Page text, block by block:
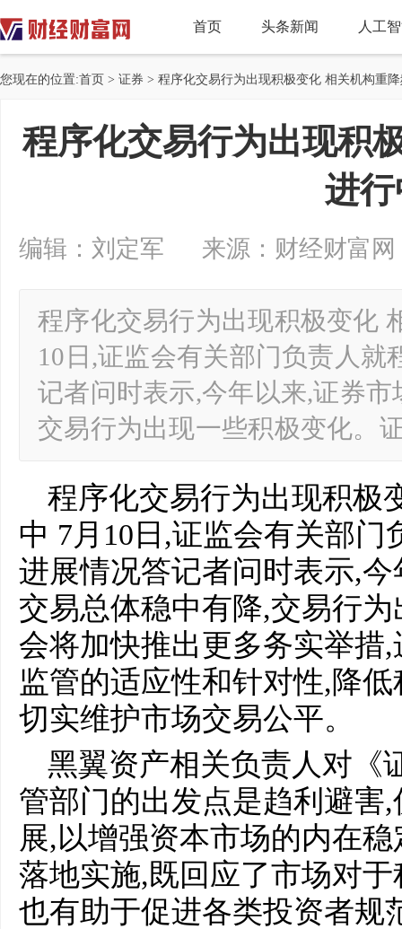
首页 头条新闻 人工
您现在的位置:首页 > 证券 > 程序化交易行为出现积极变化 相关机构重
程序化交易行为出现积
进
编辑：刘定军 来源：财经财富网
程序化交易行为出现积极变化
10日,证监会有关部门负责人就
记者问时表示,今年以来,证券
交易行为出现一些积极变化
程序化交易行为出现积极
中 7月10日,证监会有关部
进展情况答记者问时表示,
交易总体稳中有降,交易行
会将加快推出更多务实举措
监管的适应性和针对性,降
切实维护市场交易公平。
黑翼资产相关负责人对《
管部门的出发点是趋利避害
展,以增强资本市场的内在
落地实施,既回应了市场对
也有助于促进各类投资者规